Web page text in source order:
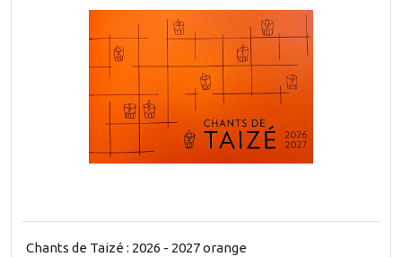
Chants de Taizé : 2026 - 2027 orange